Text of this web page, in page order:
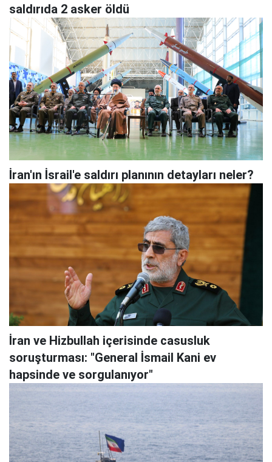
saldırıda 2 asker öldü
İran'ın İsrail'e saldırı planının detayları neler?
İran ve Hizbullah içerisinde casusluk
soruşturması: "General İsmail Kani ev
hapsinde ve sorgulanıyor"